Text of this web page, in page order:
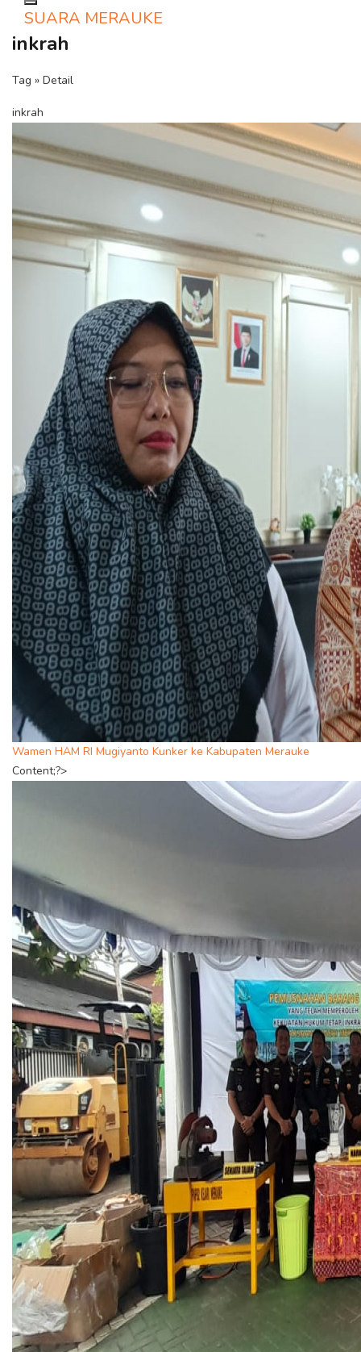
Toggle navigation
SUARA MERAUKE
inkrah
Tag » Detail
inkrah
Wamen HAM RI Mugiyanto Kunker ke Kabupaten Merauke
Content;?>